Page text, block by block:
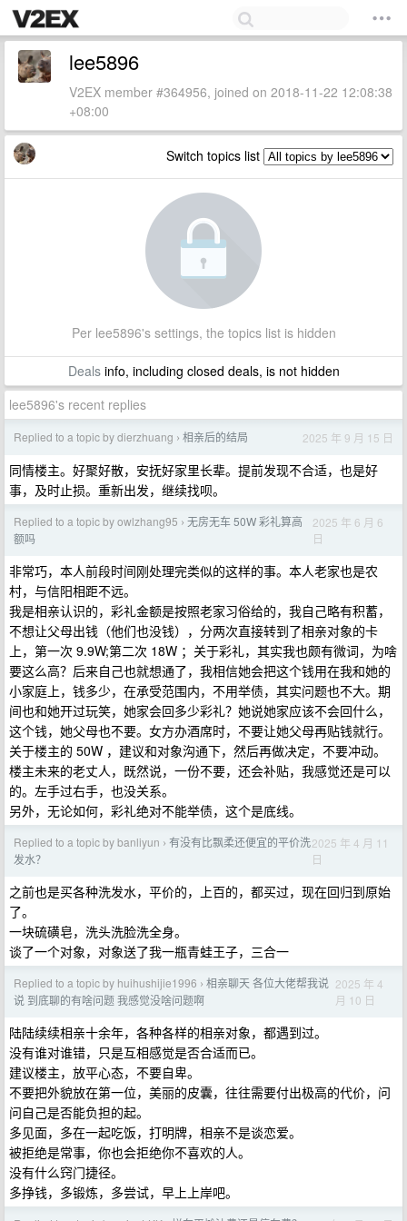
lee5896
V2EX member #364956, joined on 2018-11-22 12:08:38
+08:00
Switch topics list
Per lee5896's settings, the topics list is hidden
Dealsinfo, including closed deals, is not hidden
lee5896's recent replies
Replied to a topic by dierzhuang › 相亲后的结局 2025 年 9 月 15 日
同情楼主。好聚好散，安抚好家里长辈。提前发现不合适，也是好
事，及时止损。重新出发，继续找呗。
Replied to a topic by owlzhang95 › 无房无车 50W 彩礼算高
额吗
2025 年 6 月 6
日
非常巧，本人前段时间刚处理完类似的这样的事。本人老家也是农
村，与信阳相距不远。
我是相亲认识的，彩礼金额是按照老家习俗给的，我自己略有积蓄，
不想让父母出钱（他们也没钱），分两次直接转到了相亲对象的卡
上，第一次 9.9W;第二次 18W ；关于彩礼，其实我也颇有微词，为啥
要这么高？后来自己也就想通了，我相信她会把这个钱用在我和她的
小家庭上，钱多少，在承受范围内，不用举债，其实问题也不大。期
间也和她开过玩笑，她家会回多少彩礼？她说她家应该不会回什么，
这个钱，她父母也不要。女方办酒席时，不要让她父母再贴钱就行。
关于楼主的 50W ，建议和对象沟通下，然后再做决定，不要冲动。
楼主未来的老丈人，既然说，一份不要，还会补贴，我感觉还是可以
的。左手过右手，也没关系。
另外，无论如何，彩礼绝对不能举债，这个是底线。
Replied to a topic by banliyun › 有没有比飘柔还便宜的平价洗
发水？
2025 年 4 月 11
日
之前也是买各种洗发水，平价的，上百的，都买过，现在回归到原始
了。
一块硫磺皂，洗头洗脸洗全身。
谈了一个对象，对象送了我一瓶青蛙王子，三合一
Replied to a topic by huihushijie1996 › 相亲聊天 各位大佬帮我说
说 到底聊的有啥问题 我感觉没啥问题啊
2025 年 4
月 10 日
陆陆续续相亲十余年，各种各样的相亲对象，都遇到过。
没有谁对谁错，只是互相感觉是否合适而已。
建议楼主，放平心态，不要自卑。
不要把外貌放在第一位，美丽的皮囊，往往需要付出极高的代价，问
问自己是否能负担的起。
多见面，多在一起吃饭，打明牌，相亲不是谈恋爱。
被拒绝是常事，你也会拒绝你不喜欢的人。
没有什么窍门捷径。
多挣钱，多锻炼，多尝试，早上上岸吧。